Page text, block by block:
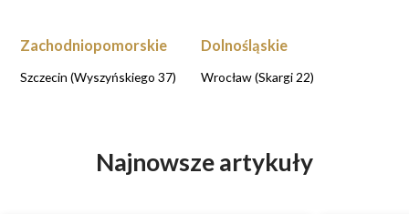
Zachodniopomorskie
Szczecin (Wyszyńskiego 37)
Dolnośląskie
Wrocław (Skargi 22)
Najnowsze artykuły